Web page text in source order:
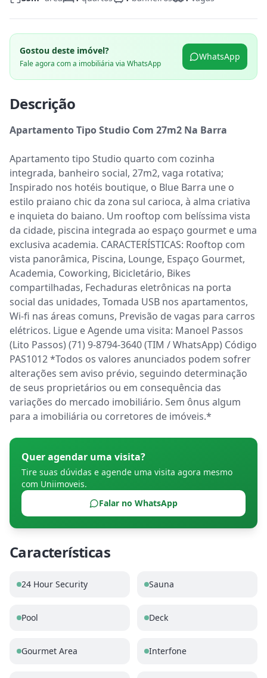
Gostou deste imóvel?
Fale agora com a imobiliária via WhatsApp
WhatsApp
Descrição
Apartamento Tipo Studio Com 27m2 Na Barra
Apartamento tipo Studio quarto com cozinha
integrada, banheiro social, 27m2, vaga rotativa;
Inspirado nos hotéis boutique, o Blue Barra une o
estilo praiano chic da zona sul carioca, à alma criativa
e inquieta do baiano. Um rooftop com belíssima vista
da cidade, piscina integrada ao espaço gourmet e uma
exclusiva academia. CARACTERÍSTICAS: Rooftop com
vista panorâmica, Piscina, Lounge, Espaço Gourmet,
Academia, Coworking, Bicicletário, Bikes
compartilhadas, Fechaduras eletrônicas na porta
social das unidades, Tomada USB nos apartamentos,
Wi-fi nas áreas comuns, Previsão de vagas para carros
elétricos. Ligue e Agende uma visita: Manoel Passos
(Lito Passos) (71) 9-8794-3640 (TIM / WhatsApp) Código
PAS1012 *Todos os valores anunciados podem sofrer
alterações sem aviso prévio, seguindo determinação
de seus proprietários ou em consequência das
variações do mercado imobiliário. Sem ônus algum
para a imobiliária ou corretores de imóveis.*
Quer agendar uma visita?
Tire suas dúvidas e agende uma visita agora mesmo
com Uniimoveis.
Falar no WhatsApp
Características
24 Hour Security Sauna
Pool Deck
Gourmet Area Interfone